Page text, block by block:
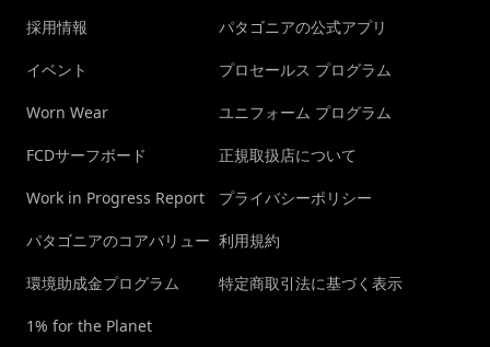
採用情報
イベント
Worn Wear
FCDサーフボード
Work in Progress Report
パタゴニアのコアバリュー
環境助成金プログラム
1% for the Planet
パタゴニアの公式アプリ
プロセールス プログラム
ユニフォーム プログラム
正規取扱店について
プライバシーポリシー
利用規約
特定商取引法に基づく表示